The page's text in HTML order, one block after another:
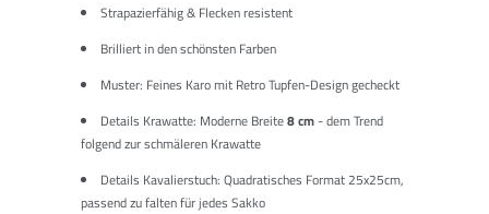
Strapazierfähig & Flecken resistent
Brilliert in den schönsten Farben
Muster: Feines Karo mit Retro Tupfen-Design gecheckt
Details Krawatte: Moderne Breite8 cm- dem Trend
folgend zur schmäleren Krawatte
Details Kavalierstuch: Quadratisches Format 25x25cm,
passend zu falten für jedes Sakko